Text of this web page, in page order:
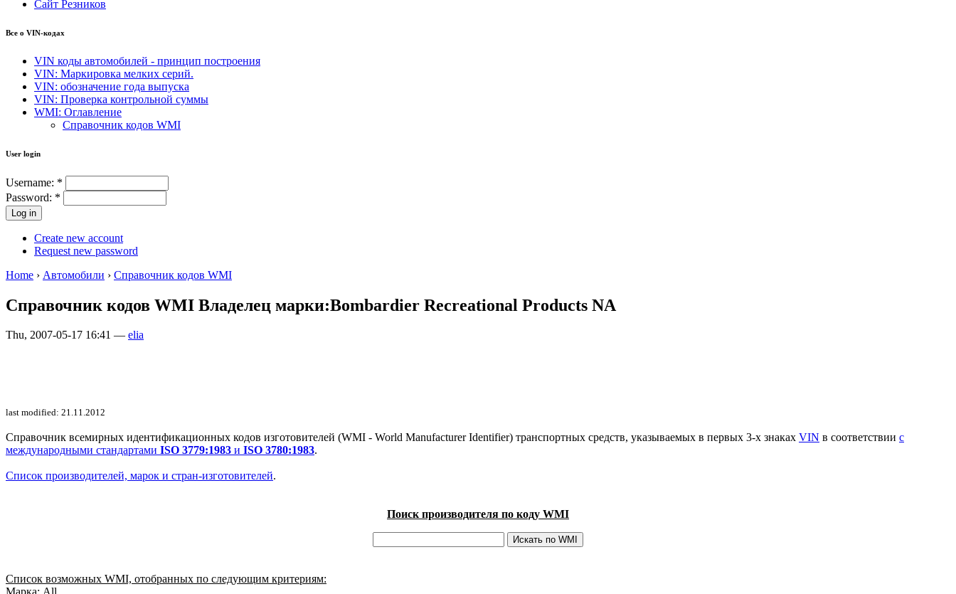
Сайт Резников
Все о VIN-кодах
VIN коды автомобилей - принцип построения
VIN: Маркировка мелких серий.
VIN: обозначение года выпуска
VIN: Проверка контрольной суммы
WMI: Оглавление
Справочник кодов WMI
User login
Username: *
Password: *
Create new account
Request new password
Home › Автомобили › Справочник кодов WMI
Справочник кодов WMI Владелец марки:Bombardier Recreational Products NA
Thu, 2007-05-17 16:41 — elia
last modified: 21.11.2012
Справочник всемирных идентификационных кодов изготовителей (WMI - World Manufacturer Identifier) транспортных средств, указываемых в первых 3-х знаках VIN в соответствии с
международными стандартами ISO 3779:1983 и ISO 3780:1983.
Список производителей, марок и стран-изготовителей.
Поиск производителя по коду WMI
Список возможных WMI, отобранных по следующим критериям: